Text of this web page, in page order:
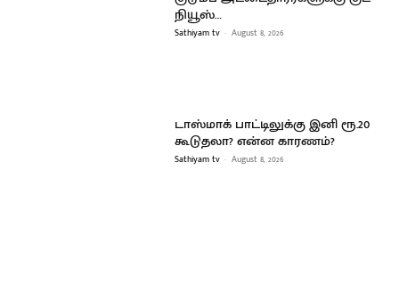
நியூஸ்…
Sathiyam tv - August 8, 2026
டாஸ்மாக் பாட்டிலுக்கு இனி ரூ.20
கூடுதலா? என்ன காரணம்?
Sathiyam tv - August 8, 2026